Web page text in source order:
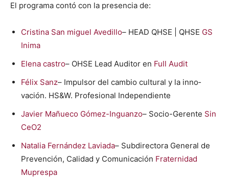
El pro­gra­ma con­tó con la pres­en­cia de:
Cristi­na San miguel Avedil­lo– HEAD QHSE | QHSE GS
Ini­ma
Ele­na cas­tro– OHSE Lead Audi­tor en Full Audit
Félix Sanz– Impul­sor del cam­bio cul­tur­al y la inno­
vación. HS&W. Pro­fe­sion­al Inde­pen­di­ente
Javier Mañue­co Gómez-Inguan­zo– Socio-Ger­ente Sin
CeO2
Natalia Fer­nán­dez Lavi­a­da– Sub­di­rec­to­ra Gen­er­al de
Pre­ven­ción, Cal­i­dad y Comu­ni­cación Frater­nidad
Mupres­pa